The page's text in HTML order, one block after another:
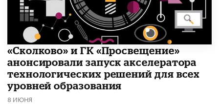
«Сколково» и ГК «Просвещение»
анонсировали запуск акселератора
технологических решений для всех
уровней образования
8 ИЮНЯ